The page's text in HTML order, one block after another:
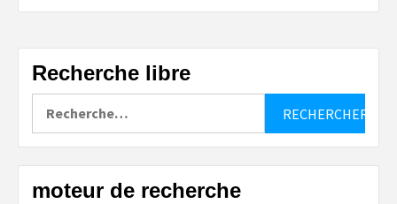
Recherche libre
moteur de recherche